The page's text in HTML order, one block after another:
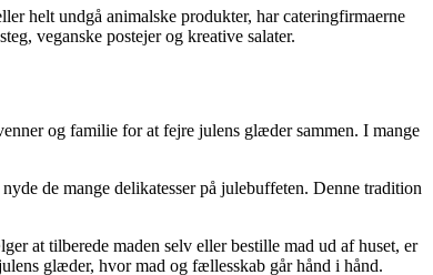
helt undgå animalske produkter, har cateringfirmaerne
veganske postejer og kreative salater.
og familie for at fejre julens glæder sammen. I mange
de mange delikatesser på julebuffeten. Denne tradition
at tilberede maden selv eller bestille mad ud af huset, er
glæder, hvor mad og fællesskab går hånd i hånd.